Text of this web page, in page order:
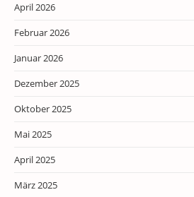
April 2026
Februar 2026
Januar 2026
Dezember 2025
Oktober 2025
Mai 2025
April 2025
März 2025